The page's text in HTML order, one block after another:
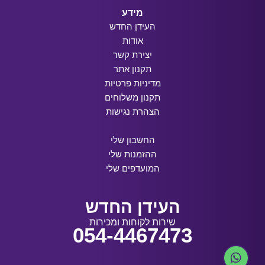
מידע
העידן החדש
אודות
יצירת קשר
תקנון אתר
מדיניות פרטיות
תקנון משלוחים
הצהרת נגישות
החשבון שלי
ההזמנות שלי
המועדפים שלי
העידן החדש
שירות לקוחות ומכירות
054-4467473